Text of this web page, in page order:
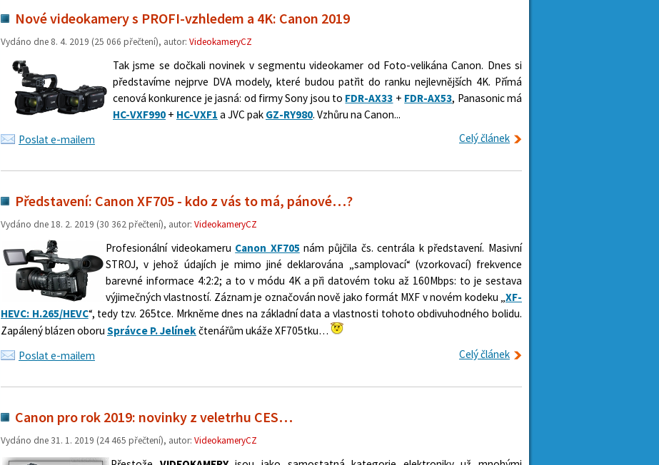
Nové videokamery s PROFI-vzhledem a 4K: Canon 2019
Vydáno dne 8. 4. 2019 (25 066 přečtení), autor: VideokameryCZ
Tak jsme se dočkali novinek v segmentu videokamer od Foto-velikána Canon. Dnes si
představíme nejprve DVA modely, které budou patřit do ranku nejlevnějších 4K. Přímá
cenová konkurence je jasná: od firmy Sony jsou to FDR-AX33 + FDR-AX53, Panasonic má
HC-VXF990 + HC-VXF1 a JVC pak GZ-RY980. Vzhůru na Canon...
Poslat e-mailem
Celý článek
Představení: Canon XF705 - kdo z vás to má, pánové…?
Vydáno dne 18. 2. 2019 (30 362 přečtení), autor: VideokameryCZ
Profesionální videokameru Canon XF705 nám půjčila čs. centrála k představení. Masivní
STROJ, v jehož údajích je mimo jiné deklarována „samplovací“ (vzorkovací) frekvence
barevné informace 4:2:2; a to v módu 4K a při datovém toku až 160Mbps: to je sestava
výjimečných vlastností. Záznam je označován nově jako formát MXF v novém kodeku „XF-
HEVC: H.265/HEVC“, tedy tzv. 265tce. Mrkněme dnes na základní data a vlastnosti tohoto obdivuhodného bolidu.
Zapálený blázen oboru Správce P. Jelínekčtenářům ukáže XF705tku…
Poslat e-mailem
Celý článek
Canon pro rok 2019: novinky z veletrhu CES…
Vydáno dne 31. 1. 2019 (24 465 přečtení), autor: VideokameryCZ